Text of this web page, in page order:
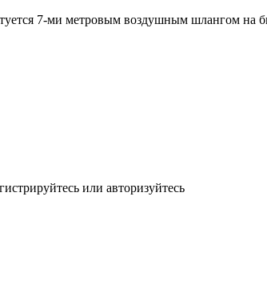
7-ми метровым воздушным шлангом на
или авторизуйтесь